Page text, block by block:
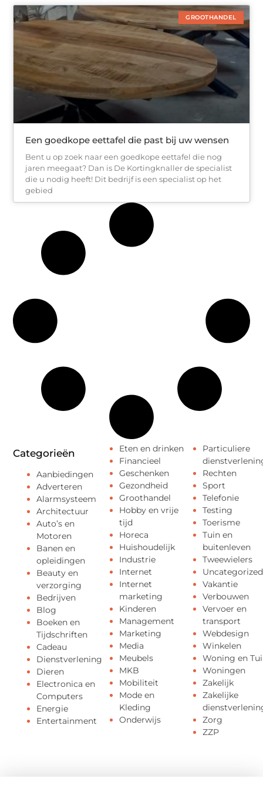
GROOTHANDEL
Een goedkope eettafel die past bij uw wensen
Bent u op zoek naar een goedkope eettafel die nog
jaren meegaat? Dan is De Kortingknaller de specialist
die u nodig heeft! Dit bedrijf is een specialist op het
gebied
Categorieën
Aanbiedingen
Adverteren
Alarmsysteem
Architectuur
Auto’s en
Motoren
Banen en
opleidingen
Beauty en
verzorging
Bedrijven
Blog
Boeken en
Tijdschriften
Cadeau
Dienstverlening
Dieren
Electronica en
Computers
Energie
Entertainment
Eten en drinken
Financieel
Geschenken
Gezondheid
Groothandel
Hobby en vrije
tijd
Horeca
Huishoudelijk
Industrie
Internet
Internet
marketing
Kinderen
Management
Marketing
Media
Meubels
MKB
Mobiliteit
Mode en
Kleding
Onderwijs
Particuliere
Rechten
Sport
Telefonie
Testing
Toerisme
Tuin en
buitenleven
Tweewielers
Uncategorized
Vakantie
Verbouwen
Vervoer en
transport
Webdesign
Winkelen
Woning en
Woningen
Zakelijk
Zakelijke
Zorg
ZZP